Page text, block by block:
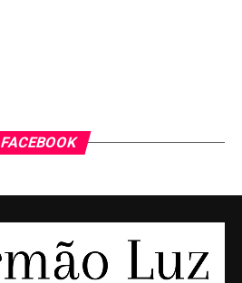
FACEBOOK